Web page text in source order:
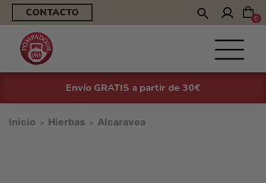
CONTACTO 0
Envío GRATIS a partir de 30€
Inicio Hierbas Alcaravea